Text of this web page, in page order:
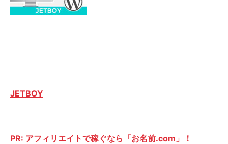
JETBOY
PR: アフィリエイトで稼ぐなら「お名前.com」！